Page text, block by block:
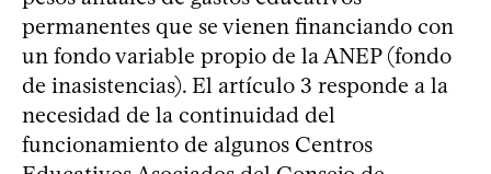
permanentes que se vienen financiando con
un fondo variable propio de la ANEP (fondo
de inasistencias). El artículo 3 responde a la
necesidad de la continuidad del
funcionamiento de algunos Centros